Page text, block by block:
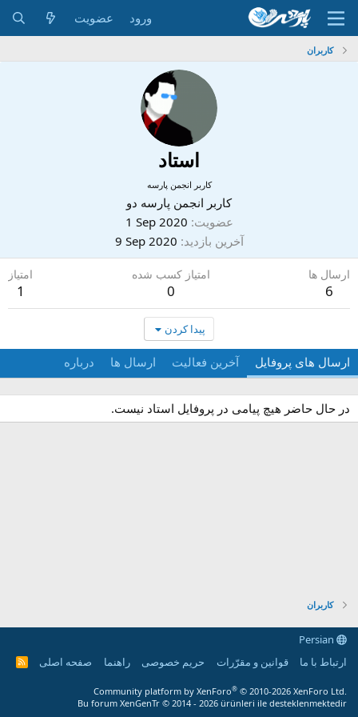
ورود عضویت
کاربران
استاد
کاربر انجمن پارسه
کاربر انجمن پارسه دو
عضویت 1 Sep 2020
آخرین بازدید 9 Sep 2020
ارسال ها
6
امتیاز کسب شده
0
امتیاز
1
پیدا کردن
ارسال های پروفایل آخرین فعالیت ارسال ها درباره
در حال حاضر هیچ پیامی در پروفایل استاد نیست.
کاربران
ارتباط با ما
قوانین و مقرّرات حریم خصوصی راهنما صفحه اصلی
R
Community platform by XenForo® © 2010-2026 XenForo Ltd.
Bu forum XenGenTr © 2014 - 2026 ürünleri ile desteklenmektedir